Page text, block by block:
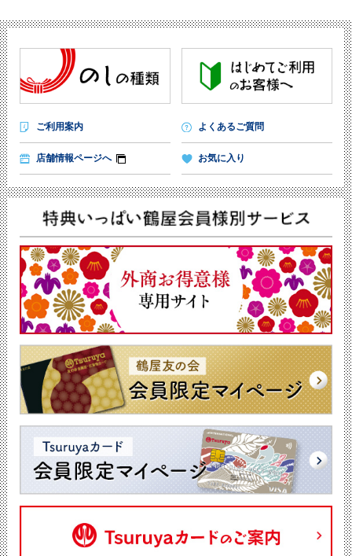
ご利用案内 よくあるご質問
店舗情報ページへ お気に入り